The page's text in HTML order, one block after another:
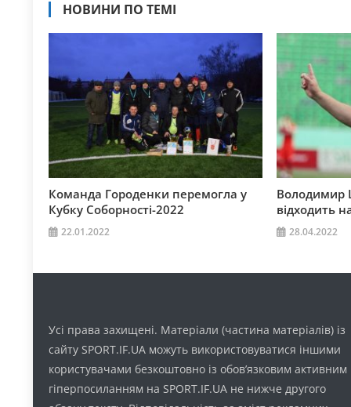
НОВИНИ ПО ТЕМІ
Команда Городенки перемогла у
Кубку Соборності-2022
22.01.2022
Володимир
відходить
28.04.2022
Усі права захищені. Матеріали (частина матеріалів) із
сайту SPORT.IF.UA можуть використовуватися іншими
користувачами безкоштовно із обов’язковим активним
гіперпосиланням на SPORT.IF.UA не нижче другого